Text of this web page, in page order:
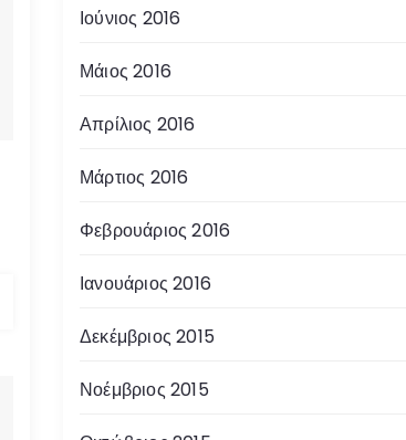
Ιούνιος 2016
Μάιος 2016
Απρίλιος 2016
Μάρτιος 2016
Φεβρουάριος 2016
Ιανουάριος 2016
Δεκέμβριος 2015
Νοέμβριος 2015